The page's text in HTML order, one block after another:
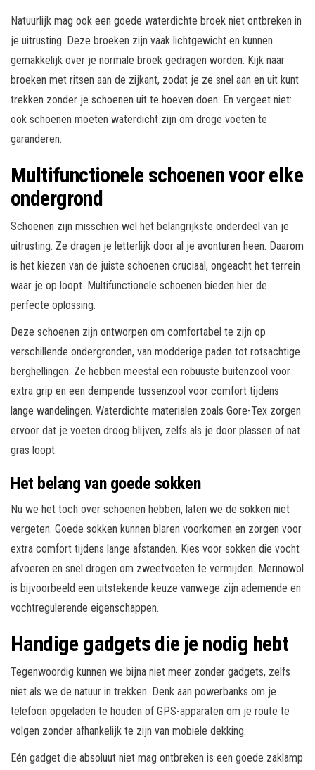
Natuurlijk mag ook een goede waterdichte broek niet ontbreken in
je uitrusting. Deze broeken zijn vaak lichtgewicht en kunnen
gemakkelijk over je normale broek gedragen worden. Kijk naar
broeken met ritsen aan de zijkant, zodat je ze snel aan en uit kunt
trekken zonder je schoenen uit te hoeven doen. En vergeet niet:
ook schoenen moeten waterdicht zijn om droge voeten te
garanderen.
Multifunctionele schoenen voor elke
ondergrond
Schoenen zijn misschien wel het belangrijkste onderdeel van je
uitrusting. Ze dragen je letterlijk door al je avonturen heen. Daarom
is het kiezen van de juiste schoenen cruciaal, ongeacht het terrein
waar je op loopt. Multifunctionele schoenen bieden hier de
perfecte oplossing.
Deze schoenen zijn ontworpen om comfortabel te zijn op
verschillende ondergronden, van modderige paden tot rotsachtige
berghellingen. Ze hebben meestal een robuuste buitenzool voor
extra grip en een dempende tussenzool voor comfort tijdens
lange wandelingen. Waterdichte materialen zoals Gore-Tex zorgen
ervoor dat je voeten droog blijven, zelfs als je door plassen of nat
gras loopt.
Het belang van goede sokken
Nu we het toch over schoenen hebben, laten we de sokken niet
vergeten. Goede sokken kunnen blaren voorkomen en zorgen voor
extra comfort tijdens lange afstanden. Kies voor sokken die vocht
afvoeren en snel drogen om zweetvoeten te vermijden. Merinowol
is bijvoorbeeld een uitstekende keuze vanwege zijn ademende en
vochtregulerende eigenschappen.
Handige gadgets die je nodig hebt
Tegenwoordig kunnen we bijna niet meer zonder gadgets, zelfs
niet als we de natuur in trekken. Denk aan powerbanks om je
telefoon opgeladen te houden of GPS-apparaten om je route te
volgen zonder afhankelijk te zijn van mobiele dekking.
Eén gadget die absoluut niet mag ontbreken is een goede zaklamp